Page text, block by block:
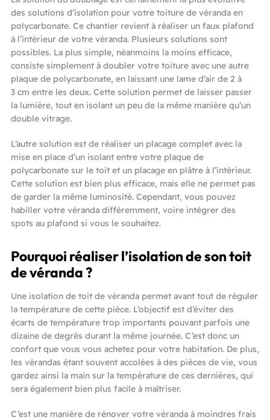
des solutions d’isolation pour votre toiture de véranda en
polycarbonate. Ce chantier revient à réaliser un faux plafond
à l’intérieur de votre véranda. Plusieurs solutions sont
possibles. La plus simple, néanmoins la moins efficace,
consiste simplement à doubler votre toiture avec une autre
plaque de polycarbonate, en laissant une lame d’air de 2 à
3 cm entre les deux. Cette solution permet de laisser passer
la lumière, tout en isolant un peu de la même manière qu’un
double vitrage.
L’autre solution est de réaliser un placage complet avec la
mise en place d’un isolant entre votre plaque de
polycarbonate sur le toit et un placage en plâtre à l’intérieur.
Cette solution est bien plus efficace, mais elle ne permet pas
de garder la même luminosité. Cependant, vous pouvez
habiller votre véranda différemment, voire intégrer des
spots au plafond si vous le souhaitez.
Pourquoi réaliser l’isolation de son toit
de véranda ?
Une isolation de toit de véranda permet avant tout de réguler
la température de cette pièce. L’objectif est d’éviter des
écarts de température trop importants pouvant parfois une
dizaine de degrés durant la même journée. C’est donc un
confort que vous vous achetez pour votre habitation. De plus,
les vérandas étant souvent accolées à des pièces de vie, vous
gardez ainsi la main sur la température de ces dernières, qui
sera également bien plus facile à maîtriser.
C’est une manière de rénover votre véranda à moindres frais